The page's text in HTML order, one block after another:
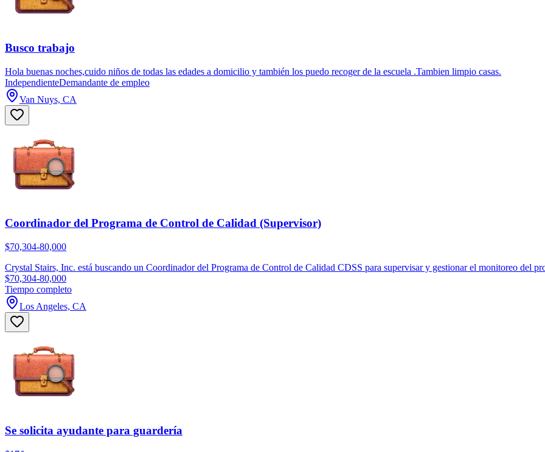
Busco trabajo
Hola buenas noches,cuido niños de todas las edades a domicilio y también los puedo recoger de la escuela .Tambien limpio casas.
IndependienteDemandante de empleo
Van Nuys, CA
Coordinador del Programa de Control de Calidad (Supervisor)
$70,304-80,000
Crystal Stairs, Inc. está buscando un Coordinador del Programa de Control de Calidad CDSS para supervisar y gestionar el monitoreo del
$70,304-80,000
Tiempo completo
Los Angeles, CA
Se solicita ayudante para guardería